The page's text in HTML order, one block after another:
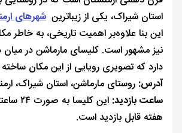
استان شیراک، یکی از زیباترین شهرهای
این بنا علاوه‌بر اهمیت تاریخی، به خاطر
نیز مشهور است. کلیسای مارماشن در
دارد که تصویری رویایی از این مکان
آدرس: روستای مارماشن، استان شیراک،
ساعت بازدید:
هفته قابل بازدید است.